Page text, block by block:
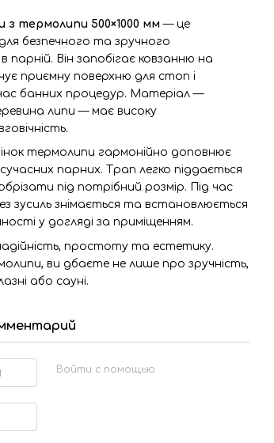
з термолипи 500×1000 мм— це
безпечного та зручного
парній. Він запобігає ковзанню на
приємну поверхню для стоп і
банних процедур. Матеріал —
липи — має високу
термолипи гармонійно доповнює
парних. Трап легко піддається
під потрібний розмір. Під час
зусиль знімається та встановлюється
у догляді за приміщенням.
простоту та естетику.
ви дбаєте не лише про зручність,
або сауні.
Войти с помощью